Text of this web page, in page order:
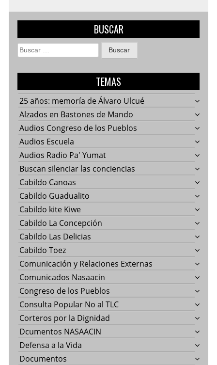
BUSCAR
Buscar:
TEMAS
25 años: memoría de Álvaro Ulcué
Alzados en Bastones de Mando
Audios Congreso de los Pueblos
Audios Escuela
Audios Radio Pa' Yumat
Buscan silenciar las conciencias
Cabildo Canoas
Cabildo Guadualito
Cabildo kite Kiwe
Cabildo La Concepción
Cabildo Las Delicias
Cabildo Toez
Comunicación y Relaciones Externas
Comunicados Nasaacin
Congreso de los Pueblos
Consulta Popular No al TLC
Corteros por la Dignidad
Dcumentos NASAACIN
Defensa a la Vida
Documentos